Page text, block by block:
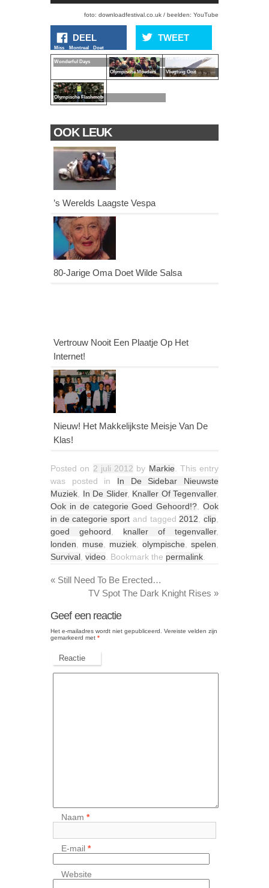
foto: downloadfestival.co.uk / beelden: YouTube
DEEL TWEET
Miss Montreal Doet
Wonderful Days
Olympische Moeders
Het Grootste Papieren
Vliegtuig Ooit
Olympische Flashmob
OOK LEUK
’s Werelds Laagste Vespa
80-Jarige Oma Doet Wilde Salsa
Vertrouw Nooit Een Plaatje Op Het
Internet!
Nieuw! Het Makkelijkste Meisje Van De
Klas!
Posted on 2 juli 2012 by Markie . This entry
was posted in In De Sidebar Nieuwste
Muziek
In De Slider, Knaller Of Tegenvaller,
Ook in de categorie Goed Gehoord!? ,Ook
in de categorie sport and tagged 2012 ,clip
goed gehoord
knaller of tegenvaller,
londen
muse muziek olympische spelen
Survival video . Bookmark the permalink
« Still Need To Be Erected…
TV Spot The Dark Knight Rises »
Geef een reactie
Het e-mailadres wordt niet gepubliceerd.
Vereiste velden zijn
gemarkeerd met *
Reactie
Naam*
E-mail*
Website